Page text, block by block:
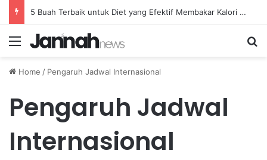
5 Buah Terbaik untuk Diet yang Efektif Membakar Kalori dengan Lebih Cepat
Menu
Home / Pengaruh Jadwal Internasional
Pengaruh Jadwal
Internasional